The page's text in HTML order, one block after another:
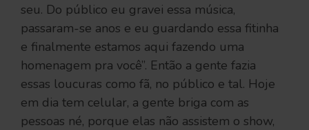
seu. Do público eu gravei essa música,
passaram-se anos e eu guardando essa fitinha
e finalmente estamos aqui fazendo uma
homenagem pra você”. Então a gente fazia
essas loucuras como fã, no público e tal. Hoje
em dia tem celular, a gente briga com as
pessoas né, porque elas não assistem o show,